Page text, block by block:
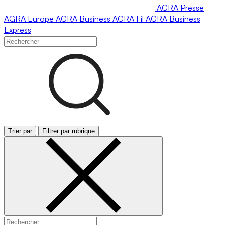
AGRA Presse
AGRA Europe AGRA Business AGRA Fil AGRA Business
Express
Trier par Filtrer par rubrique